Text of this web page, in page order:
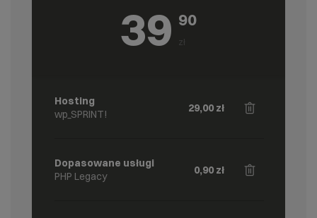
39 90
zł
Hosting
wp_SPRINT!
29,00 zł
Dopasowane usługi
PHP Legacy
0,90 zł